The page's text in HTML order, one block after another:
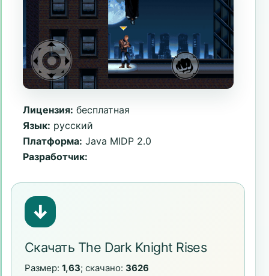
Лицензия: бесплатная
Язык: русский
Платформа: Java MIDP 2.0
Разработчик:
↓
Скачать The Dark Knight Rises
Размер: 1,63; скачано: 3626